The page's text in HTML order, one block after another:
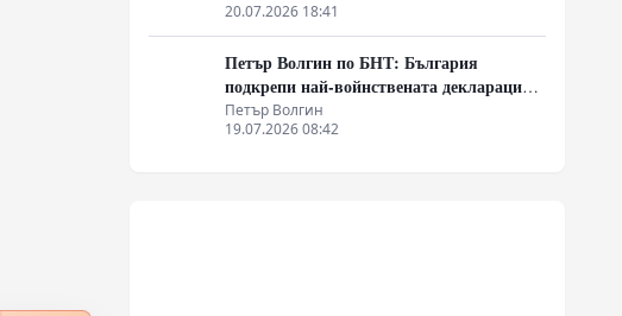
Как се избиват преди 9.09.1944 г.
виновни и невинни
Христо Георгиев
29.07.2026 07:47
Откровено до болка - българите